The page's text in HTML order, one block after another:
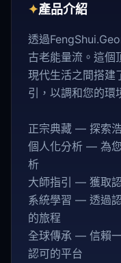
✦產品介紹
透過
古老能量流。這個
現代生活之間搭建
引，以調和您的環
正宗典藏 — 探索
個人化分析 — 為
析
大師指引 — 獲取
系統學習 — 透過
的旅程
全球傳承 — 信賴
認可的平台